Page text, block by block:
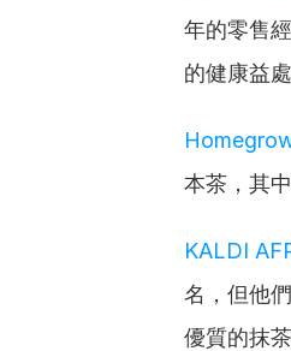
年的零售
的健康益
本茶，其
KALDI
名，但他
優質的抹茶